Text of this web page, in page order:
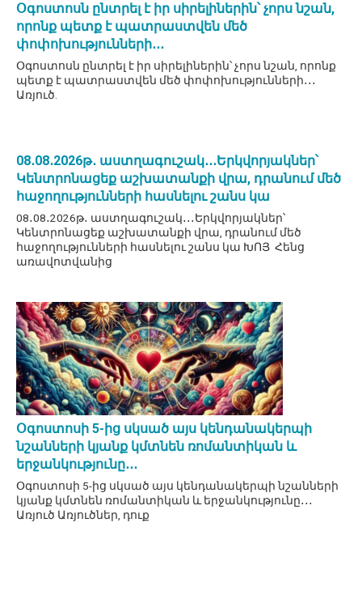
Օգոստոսն ընտրել է իր սիրելիներին՝ չորս նշան,
որոնք պետք է պատրաստվեն մեծ
փոփոխությունների․․․
Օգոստոսն ընտրել է իր սիրելիներին՝ չորս նշան, որոնք
պետք է պատրաստվեն մեծ փոփոխությունների․․․
Առյուծ.
08․08․2026թ․ աստղագուշակ․․․Երկվորյակներ՝
Կենտրոնացեք աշխատանքի վրա, դրանում մեծ
հաջողությունների հասնելու շանս կա
08․08․2026թ․ աստղագուշակ․․․Երկվորյակներ՝
Կենտրոնացեք աշխատանքի վրա, դրանում մեծ
հաջողությունների հասնելու շանս կա ԽՈՅ Հենց
առավոտվանից
Օգոստոսի 5-ից սկսած այս կենդանակերպի
նշանների կյանք կմտնեն ռոմանտիկան և
երջանկությունը․․․
Օգոստոսի 5-ից սկսած այս կենդանակերպի նշանների
կյանք կմտնեն ռոմանտիկան և երջանկությունը․․․
Առյուծ Առյուծներ, դուք